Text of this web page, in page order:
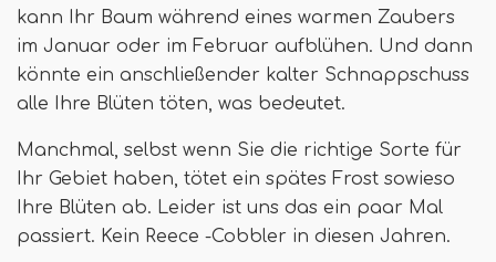
kann Ihr Baum während eines warmen Zaubers
im Januar oder im Februar aufblühen. Und dann
könnte ein anschließender kalter Schnappschuss
alle Ihre Blüten töten, was bedeutet.
Manchmal, selbst wenn Sie die richtige Sorte für
Ihr Gebiet haben, tötet ein spätes Frost sowieso
Ihre Blüten ab. Leider ist uns das ein paar Mal
passiert. Kein Reece -Cobbler in diesen Jahren.